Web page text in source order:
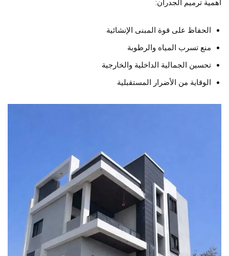
أهمية ترميم الجدران:
الحفاظ على قوة المبنى الإنشائية
منع تسرب المياه والرطوبة
تحسين الجمالية الداخلية والخارجية
الوقاية من الأضرار المستقبلية